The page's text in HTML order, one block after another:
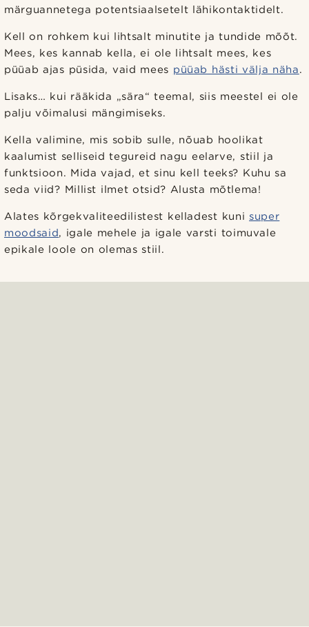
märguannetega potentsiaalsetelt lähikontaktidelt.
Kell on rohkem kui lihtsalt minutite ja tundide mõõt.
Mees, kes kannab kella, ei ole lihtsalt mees, kes
püüab ajas püsida, vaid mees püüab hästi välja näha.
Lisaks… kui rääkida „sära“ teemal, siis meestel ei ole
palju võimalusi mängimiseks.
Kella valimine, mis sobib sulle, nõuab hoolikat
kaalumist selliseid tegureid nagu eelarve, stiil ja
funktsioon. Mida vajad, et sinu kell teeks? Kuhu sa
seda viid? Millist ilmet otsid? Alusta mõtlema!
Alates kõrgekvaliteedilistest kelladest kuni super
moodsaid, igale mehele ja igale varsti toimuvale
epikale loole on olemas stiil.